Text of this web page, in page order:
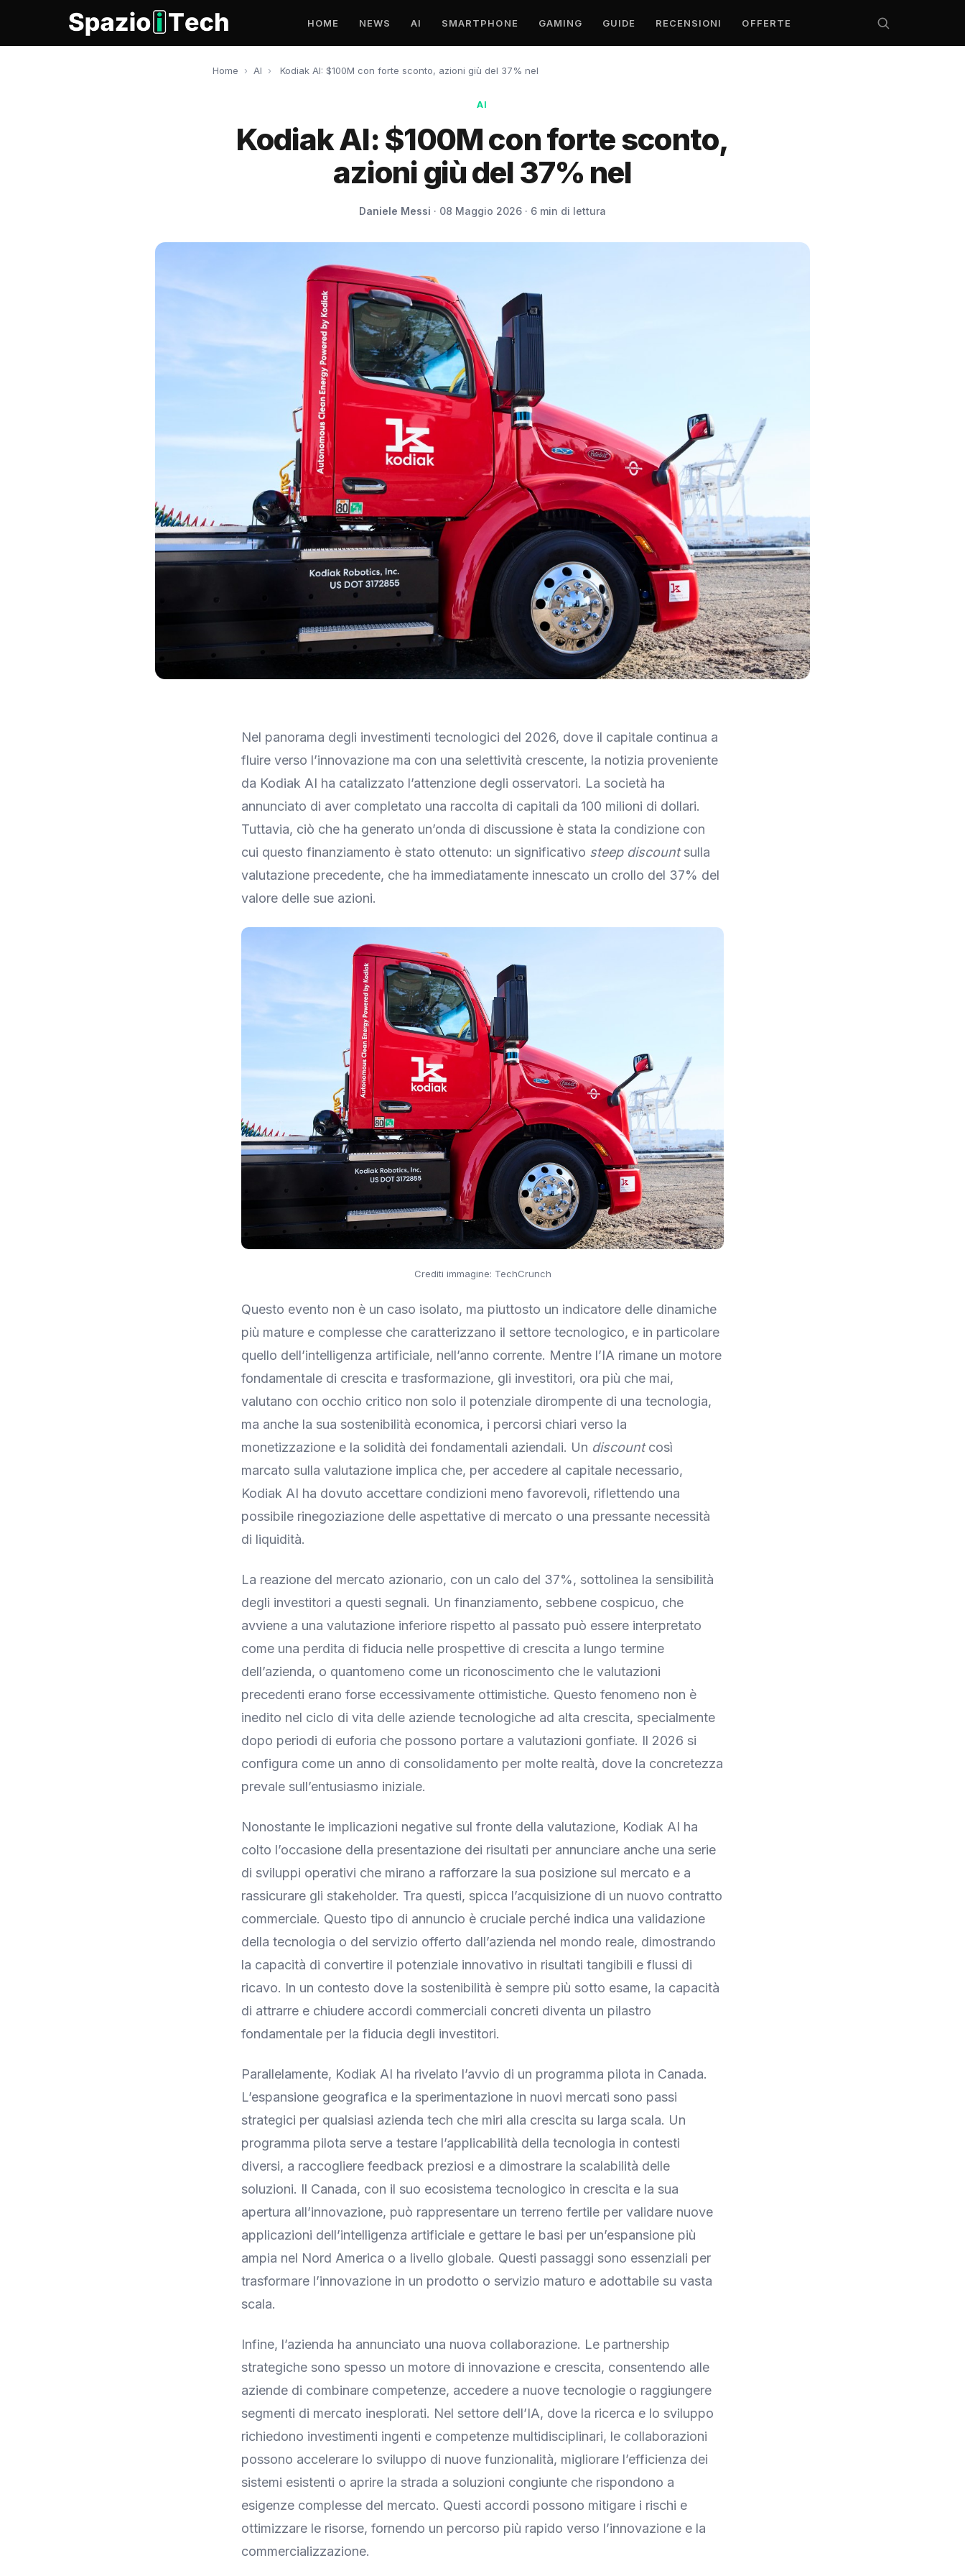
HOME NEWS AI SMARTPHONE GAMING GUIDE RECENSIONI OFFERTE
Home › AI › Kodiak AI: $100M con forte sconto, azioni giù del 37% nel
AI
Kodiak AI: $100M con forte sconto,
azioni giù del 37% nel
Daniele Messi · 08 Maggio 2026 · 6 min di lettura
Nel panorama degli investimenti tecnologici del 2026, dove il capitale continua a
fluire verso l’innovazione ma con una selettività crescente, la notizia proveniente
da Kodiak AI ha catalizzato l’attenzione degli osservatori. La società ha
annunciato di aver completato una raccolta di capitali da 100 milioni di dollari.
Tuttavia, ciò che ha generato un’onda di discussione è stata la condizione con
cui questo finanziamento è stato ottenuto: un significativo steep discountsulla
valutazione precedente, che ha immediatamente innescato un crollo del 37% del
valore delle sue azioni.
Crediti immagine: TechCrunch
Questo evento non è un caso isolato, ma piuttosto un indicatore delle dinamiche
più mature e complesse che caratterizzano il settore tecnologico, e in particolare
quello dell’intelligenza artificiale, nell’anno corrente. Mentre l’IA rimane un motore
fondamentale di crescita e trasformazione, gli investitori, ora più che mai,
valutano con occhio critico non solo il potenziale dirompente di una tecnologia,
ma anche la sua sostenibilità economica, i percorsi chiari verso la
monetizzazione e la solidità dei fondamentali aziendali. Un discountcosì
marcato sulla valutazione implica che, per accedere al capitale necessario,
Kodiak AI ha dovuto accettare condizioni meno favorevoli, riflettendo una
possibile rinegoziazione delle aspettative di mercato o una pressante necessità
di liquidità.
La reazione del mercato azionario, con un calo del 37%, sottolinea la sensibilità
degli investitori a questi segnali. Un finanziamento, sebbene cospicuo, che
avviene a una valutazione inferiore rispetto al passato può essere interpretato
come una perdita di fiducia nelle prospettive di crescita a lungo termine
dell’azienda, o quantomeno come un riconoscimento che le valutazioni
precedenti erano forse eccessivamente ottimistiche. Questo fenomeno non è
inedito nel ciclo di vita delle aziende tecnologiche ad alta crescita, specialmente
dopo periodi di euforia che possono portare a valutazioni gonfiate. Il 2026 si
configura come un anno di consolidamento per molte realtà, dove la concretezza
prevale sull’entusiasmo iniziale.
Nonostante le implicazioni negative sul fronte della valutazione, Kodiak AI ha
colto l’occasione della presentazione dei risultati per annunciare anche una serie
di sviluppi operativi che mirano a rafforzare la sua posizione sul mercato e a
rassicurare gli stakeholder. Tra questi, spicca l’acquisizione di un nuovo contratto
commerciale. Questo tipo di annuncio è cruciale perché indica una validazione
della tecnologia o del servizio offerto dall’azienda nel mondo reale, dimostrando
la capacità di convertire il potenziale innovativo in risultati tangibili e flussi di
ricavo. In un contesto dove la sostenibilità è sempre più sotto esame, la capacità
di attrarre e chiudere accordi commerciali concreti diventa un pilastro
fondamentale per la fiducia degli investitori.
Parallelamente, Kodiak AI ha rivelato l’avvio di un programma pilota in Canada.
L’espansione geografica e la sperimentazione in nuovi mercati sono passi
strategici per qualsiasi azienda tech che miri alla crescita su larga scala. Un
programma pilota serve a testare l’applicabilità della tecnologia in contesti
diversi, a raccogliere feedback preziosi e a dimostrare la scalabilità delle
soluzioni. Il Canada, con il suo ecosistema tecnologico in crescita e la sua
apertura all’innovazione, può rappresentare un terreno fertile per validare nuove
applicazioni dell’intelligenza artificiale e gettare le basi per un’espansione più
ampia nel Nord America o a livello globale. Questi passaggi sono essenziali per
trasformare l’innovazione in un prodotto o servizio maturo e adottabile su vasta
scala.
Infine, l’azienda ha annunciato una nuova collaborazione. Le partnership
strategiche sono spesso un motore di innovazione e crescita, consentendo alle
aziende di combinare competenze, accedere a nuove tecnologie o raggiungere
segmenti di mercato inesplorati. Nel settore dell’IA, dove la ricerca e lo sviluppo
richiedono investimenti ingenti e competenze multidisciplinari, le collaborazioni
possono accelerare lo sviluppo di nuove funzionalità, migliorare l’efficienza dei
sistemi esistenti o aprire la strada a soluzioni congiunte che rispondono a
esigenze complesse del mercato. Questi accordi possono mitigare i rischi e
ottimizzare le risorse, fornendo un percorso più rapido verso l’innovazione e la
commercializzazione.